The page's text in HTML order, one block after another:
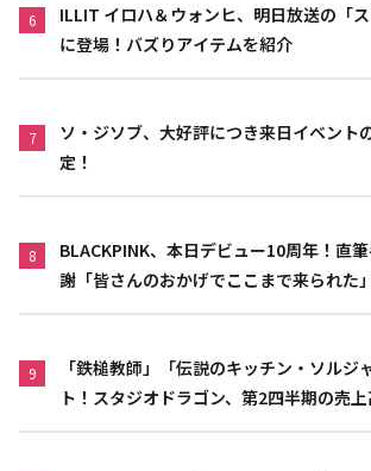
6
ILLIT イロハ＆ウォンヒ、明日放送の「ス
に登場！バズりアイテムを紹介
7
ソ・ジソブ、大好評につき来日イベント
定！
8
BLACKPINK、本日デビュー10周年！直
謝「皆さんのおかげでここまで来られた」
9
「鉄槌教師」「伝説のキッチン・ソルジ
ト！スタジオドラゴン、第2四半期の売